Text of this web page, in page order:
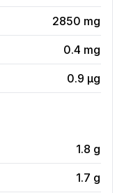
2850 mg
0.4 mg
0.9 µg
1.8 g
1.7 g